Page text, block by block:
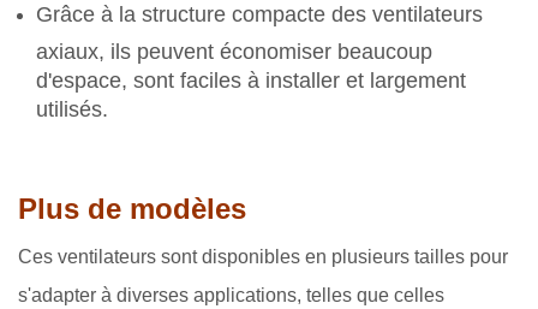
Grâce à la structure compacte des ventilateurs
axiaux, ils peuvent économiser beaucoup
d'espace, sont faciles à installer et largement
utilisés.
Plus de modèles
Ces ventilateurs sont disponibles en plusieurs tailles pour
s'adapter à diverses applications, telles que celles